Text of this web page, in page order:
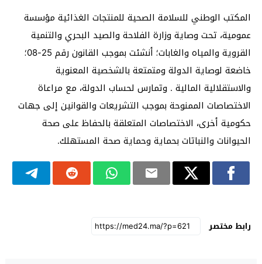
المكتب الوطني للسلامة الصحية للمنتجات الغذائية مؤسسة
عمومية، تحت وصاية وزارة الفلاحة والصيد البحري والتنمية
القروية والمياه والغابات؛ أنشئت بموجب القانون رقم 25-08؛
خاضعة لوصاية الدولة ومتمتعة بالشخصية المعنوية
والاستقلالية المالية . وتمارس لحساب الدولة، مع مراعاة
الاختصاصات الممنوحة بموجب التشريعات والقوانين إلى جهات
حكومية أخرى، الاختصاصات المتعلقة بالحفاظ على صحة
الحيوانات والنباتات بحماية وحماية صحة المستهلك.
رابط مختصر